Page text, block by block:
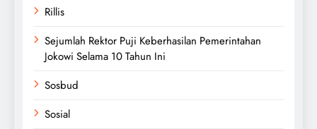
Rillis
Sejumlah Rektor Puji Keberhasilan Pemerintahan
Jokowi Selama 10 Tahun Ini
Sosbud
Sosial